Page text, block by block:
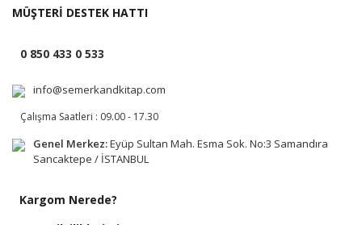
MÜŞTERİ DESTEK HATTI
0 850 433 0 533
info@semerkandkitap.com
Çalışma Saatleri : 09.00 - 17.30
Genel Merkez:Eyüp Sultan Mah. Esma Sok. No:3 Samandıra
Sancaktepe / İSTANBUL
Kargom Nerede?